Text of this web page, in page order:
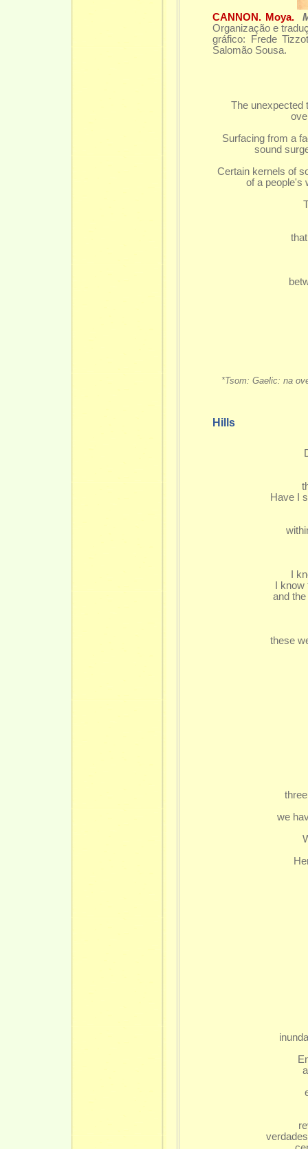
CANNON. Moya.
Organização e
gráfico: Frede
Salomão Sousa.
The unexpected
Surfacing from a
sound
Certain kernels of
of a people's
*Tsom: Gaelic: na
Hills
Have I
I
I
and
these
we